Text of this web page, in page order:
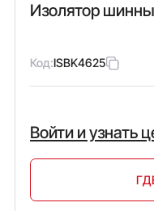
Изолятор
Код:ISBK4625
Войти и узнать